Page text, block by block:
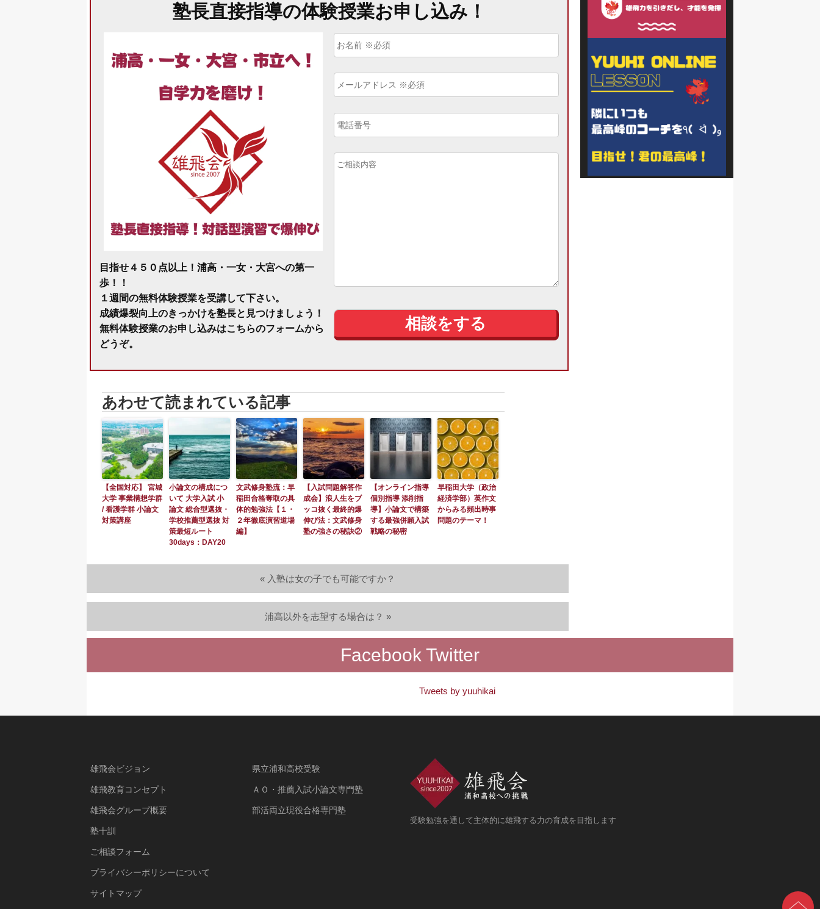
塾長直接指導の体験授業お申し込み！
目指せ４５０点以上！浦高・一女・大宮への第一
歩！！
１週間の無料体験授業を受講して下さい。
成績爆裂向上のきっかけを塾長と見つけましょう！
無料体験授業のお申し込みはこちらのフォームから
どうぞ。
あわせて読まれている記事
【全国対応】 宮城
大学 事業構想学群
/ 看護学群 小論文
対策講座
小論文の構成につ
いて 大学入試 小
論文 総合型選抜・
学校推薦型選抜 対
策最短ルート
30days：DAY20
文武修身塾流：早
稲田合格奪取の具
体的勉強法【１・
２年徹底演習道場
編】
【入試問題解答作
成会】浪人生をブ
ッコ抜く最終的爆
伸び法：文武修身
塾の強さの秘訣②
【オンライン指導
個別指導 添削指
導】小論文で構築
する最強併願入試
戦略の秘密
早稲田大学（政治
経済学部）英作文
からみる頻出時事
問題のテーマ！
« 入塾は女の子でも可能ですか？
浦高以外を志望する場合は？ »
Facebook Twitter
Tweets by yuuhikai
雄飛会ビジョン
雄飛教育コンセプト
雄飛会グループ概要
塾十訓
ご相談フォーム
プライバシーポリシーについて
サイトマップ
県立浦和高校受験
ＡＯ・推薦入試小論文専門塾
部活両立現役合格専門塾
受験勉強を通して主体的に雄飛する力の育成を目指します